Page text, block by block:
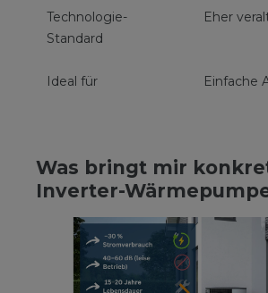
Technologie-
Standard
Eher
Ideal für Einfache
Was bringt mir
Inverter-